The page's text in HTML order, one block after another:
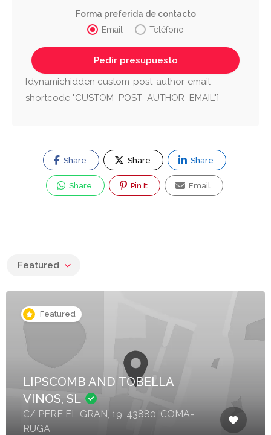
Forma preferida de contacto
Email
Teléfono
[dynamichidden custom-post-author-email-
shortcode "CUSTOM_POST_AUTHOR_EMAIL"]
Share Share Share
Share Pin It Email
Featured
Featured
LIPSCOMB AND TOBELLA
VINOS, SL
C/ PERE EL GRAN, 19, 43880, COMA-
RUGA